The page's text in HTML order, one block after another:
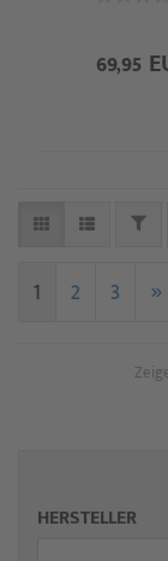
69,95
1 2 3 »
HERSTELLER